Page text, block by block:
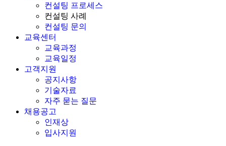
컨설팅 프로세스
컨설팅 사례
컨설팅 문의
교육센터
교육과정
교육일정
고객지원
공지사항
기술자료
자주 묻는 질문
채용공고
인재상
입사지원